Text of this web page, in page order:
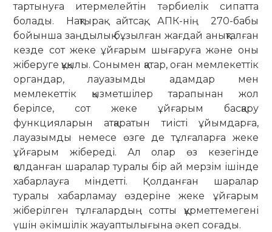
тартынуға итермелейтін тәрбиелік сипатта
болады. Нақтырақ айтсақ, АПК-нің 270-бабы
бойынша заңдылық бұзылған жағдай анықталған
кезде сот жеке ұйғарым шығаруға және оны
жіберуге құқылы. Сонымен қатар, оған мемлекеттік
органдар, лауазымды адамдар мен
мемлекеттік қызметшілер тарапынан жол
берілсе, сот жеке ұйғарым басқару
функцияларын атқаратын тиісті ұйымдарға,
лауазымды немесе өзге де тұлғаларға жеке
ұйғарым жібереді. Ал олар өз кезегінде
қолданған шаралар туралы бір ай мерзім ішінде
хабарлауға міндетті. Қолданған шаралар
туралы хабарламау өздеріне жеке ұйғарым
жіберілген тұлғалардың сотты құрметтемегені
үшін әкімшілік жауаптылығына әкеп соғады.